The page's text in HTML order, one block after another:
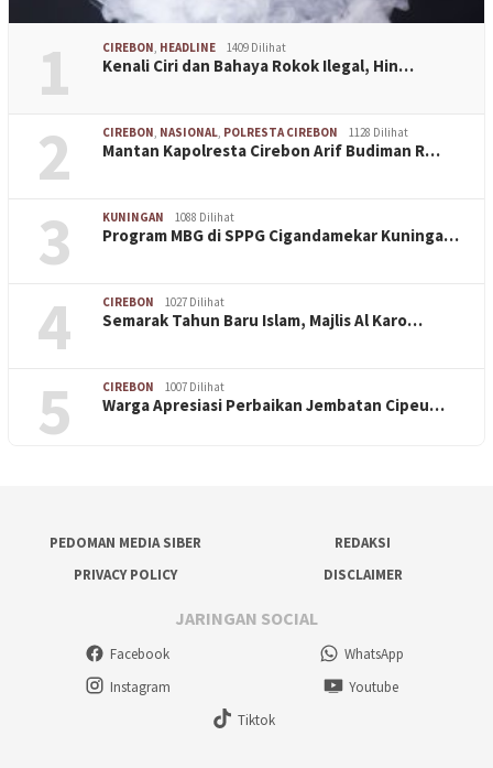
1 CIREBON, HEADLINE 1409 Dilihat
Kenali Ciri dan Bahaya Rokok Ilegal, Hin…
2 CIREBON, NASIONAL, POLRESTA CIREBON 1128 Dilihat
Mantan Kapolresta Cirebon Arif Budiman R…
3 KUNINGAN 1088 Dilihat
Program MBG di SPPG Cigandamekar Kuninga…
4 CIREBON 1027 Dilihat
Semarak Tahun Baru Islam, Majlis Al Karo…
5 CIREBON 1007 Dilihat
Warga Apresiasi Perbaikan Jembatan Cipeu…
PEDOMAN MEDIA SIBER
REDAKSI
PRIVACY POLICY
DISCLAIMER
JARINGAN SOCIAL
Facebook
WhatsApp
Instagram
Youtube
Tiktok